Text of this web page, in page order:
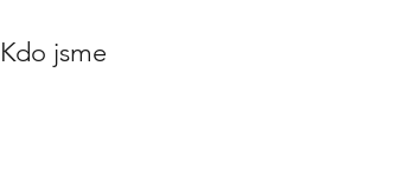
Kdo jsme